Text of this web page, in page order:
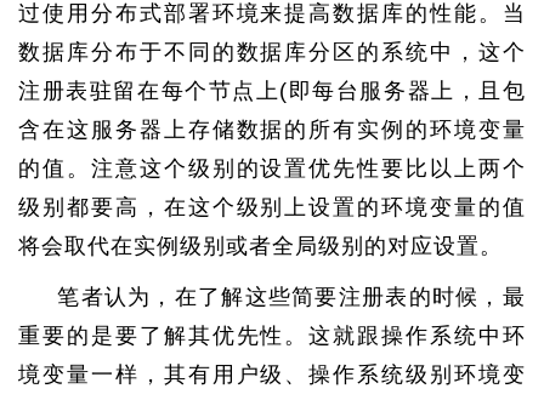
过使用分布式部署环境来提高数据库的性能。当
数据库分布于不同的数据库分区的系统中，这个
注册表驻留在每个节点上(即每台服务器上，且包
含在这服务器上存储数据的所有实例的环境变量
的值。注意这个级别的设置优先性要比以上两个
级别都要高，在这个级别上设置的环境变量的值
将会取代在实例级别或者全局级别的对应设置。
笔者认为，在了解这些简要注册表的时候，最
重要的是要了解其优先性。这就跟操作系统中环
境变量一样，其有用户级、操作系统级别环境变